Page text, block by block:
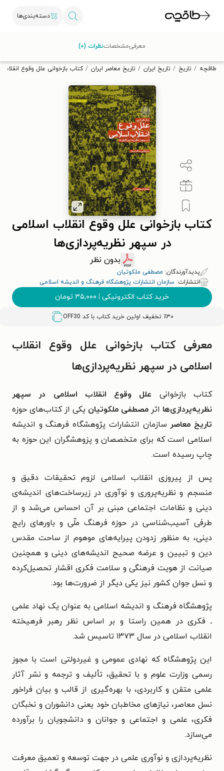
دسته‌بندی‌ها
تخفیف از طاقچه دریافت کن.
طاقچه تاریخ تاریخ ایران تاریخ معاصر ایران کتاب بازخوانی علل وقوع
کتاب بازخوانی علل وقوع انقلاب اسلامی
در سپهر نظریه‌پردازی‌ها
بدون نظر
پدیدآورندگان: مصطفی ملکوتیان
انتشارات: سازمان انتشارات پژوهشگاه فرهنگ و اندیشه اسلامی
خرید کتاب الکترونیکی | ۳۵,۰۰۰ تومان
٪۳۰ تخفیف اولین خرید کتاب با کد OFF30
معرفیمشخصاتنظرات (۰)
معرفی کتاب بازخوانی علل وقوع انقلاب
اسلامی در سپهر نظریه‌پردازی‌ها
کتاب بازخوانی علل وقوع انقلاب اسلامی در سپهر
نظریه‌پردازی‌ها اثر مصطفی ملکوتیان یکی از کتاب‌های حوزه
تاریخ معاصر سازمان انتشارات پژوهشگاه فرهنگ و اندیشه
اسلامی است که برای متخصصان و پزوهشگران این حوزه به
چاپ رسیده است.
پس از پیروزی انقلاب اسلامی لزوم تحقیقات دقیق و
منسجم و نظریه‌پروری و نوآوری در زیرساخت‌های اندیشه‌ی
دینی و نظامات اجتماعی مبنی بر آن احساس می‌شد و از
طرفی آسیب‌شناسی در حوزه‌ فرهنگ ملّی و باورهای رایج
دینی، به منظور زدودن پیرایه‌های موهوم از ساحت مقدس
دین و تبیین و عرضه‌ صحیح اندیشه‌های دینی و همچنین
صیانت از هویت فرهنگی و سلامت فکری اقشار تحصیل‌کرده
و نسل جوان کشور نیز یکی دیگر از ضرورت‌ها بود.
پژوهشگاه فرهنگ و اندیشه‌ اسلامی به عنوان یک نهاد علمی
ـ فکری در همین راستا و بر اساس نظر رهبر فرهیخته‌
انقلاب اسلامی در سال ۱۳۷۳ تاسیس شد.
این پژوهشگاه که نهادی عمومی و غیردولتی است با مجوز
رسمی وزارت علوم و با تحقیق، تألیف و ترجمه و نشر آثار
علمی متقن و کاربردی، با بهره‌گیری از قالب و بیان فراخور
نسل معاصر، نیازهای مخاطبان خود یعنی دانشوران و نخبگان
فکری، علمی و اجتماعی و جوانان و دانشجویان را برآورده
می‌سازد.
نظریه‌پردازی و نوآوری علمی در جهت توسعه و تعمیق معرفت